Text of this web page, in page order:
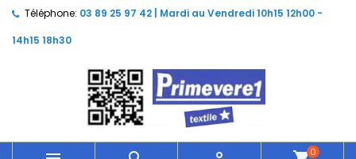
Téléphone: 03 89 25 97 42 | Mardi au Vendredi 10h15 12h00 -
14h15 18h30
0